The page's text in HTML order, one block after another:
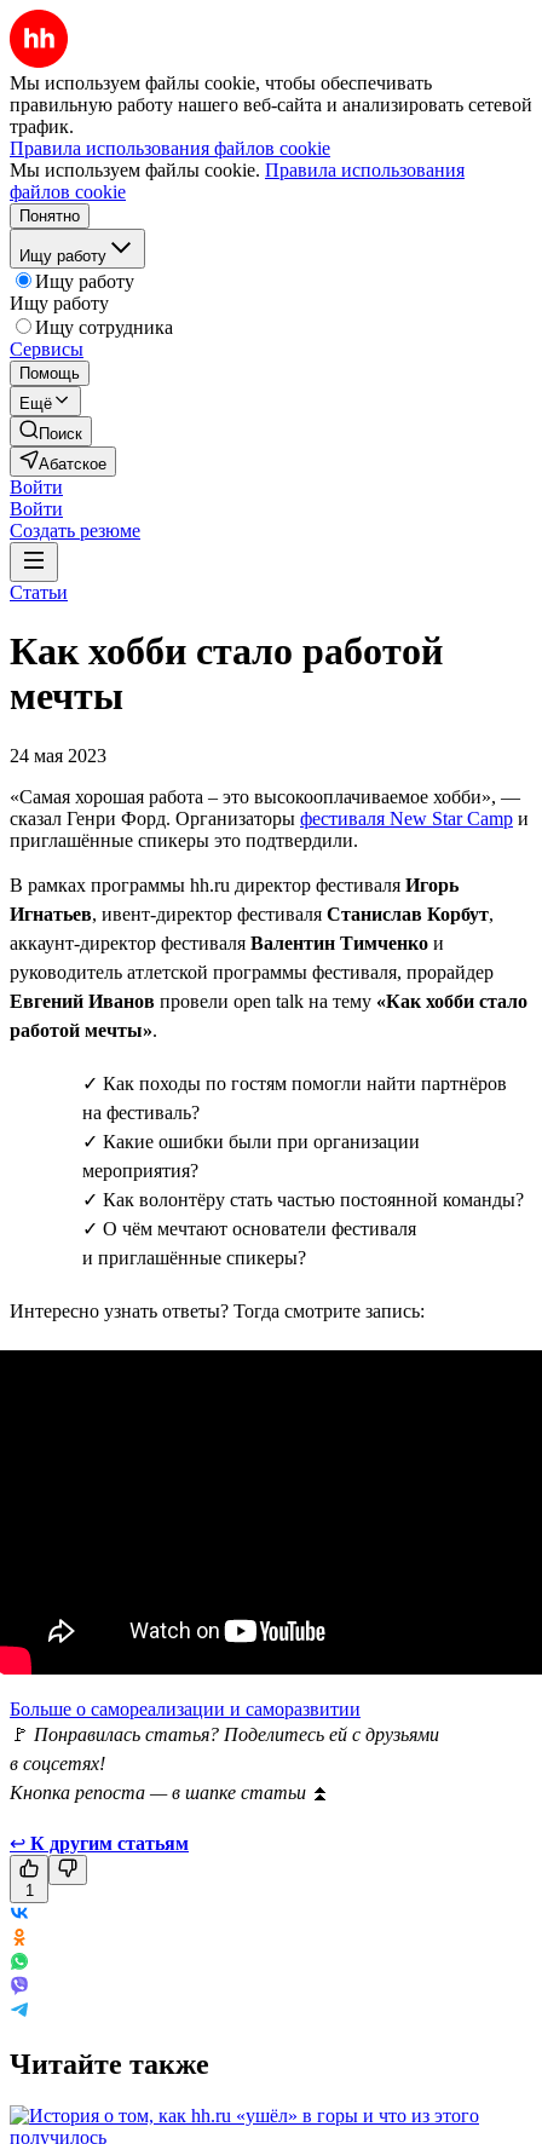
Мы используем файлы cookie, чтобы обеспечивать
правильную работу нашего веб-сайта и анализировать сетевой
трафик.
Правила использования файлов cookie
Мы используем файлы cookie. Правила использования
файлов cookie
Понятно
Ищу работу
Ищу работу
Ищу работу
Ищу сотрудника
Сервисы
Помощь
Ещё
Поиск
Абатское
Войти
Войти
Создать резюме
Статьи
Как хобби стало работой
мечты
24 мая 2023
«Самая хорошая работа – это высокооплачиваемое хобби», —
сказал Генри Форд. Организаторы фестиваля New Star Camp и
приглашённые спикеры это подтвердили.
В рамках программы hh.ru директор фестиваля Игорь
Игнатьев, ивент-директор фестиваля Станислав Корбут,
аккаунт-директор фестиваля Валентин Тимченко и
руководитель атлетской программы фестиваля, прорайдер
Евгений Иванов провели open talk на тему «Как хобби стало
работой мечты».
✓ Как походы по гостям помогли найти партнёров
на фестиваль?
✓ Какие ошибки были при организации
мероприятия?
✓ Как волонтёру стать частью постоянной команды?
✓ О чём мечтают основатели фестиваля
и приглашённые спикеры?
Интересно узнать ответы? Тогда смотрите запись:
Больше о самореализации и саморазвитии
🚩 Понравилась статья? Поделитесь ей с друзьями
в соцсетях!
Кнопка репоста — в шапке статьи ⏫
↩ К другим статьям
1
Читайте также